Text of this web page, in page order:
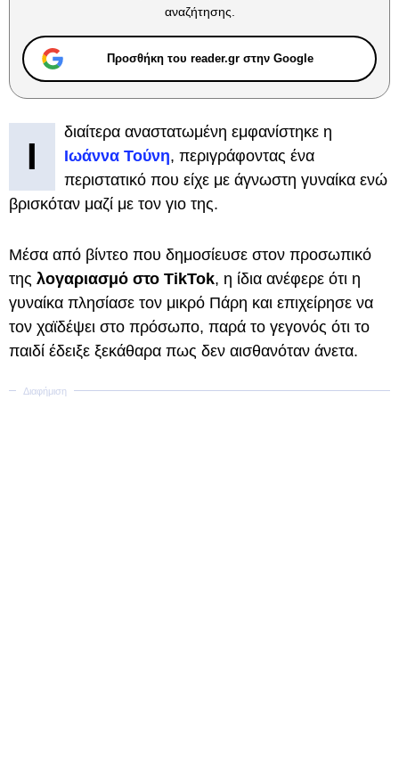
αναζήτησης.
Προσθήκη του reader.gr στην Google
Ι
διαίτερα αναστατωμένη εμφανίστηκε η
Ιωάννα Τούνη, περιγράφοντας ένα
περιστατικό που είχε με άγνωστη γυναίκα ενώ
βρισκόταν μαζί με τον γιο της.
Μέσα από βίντεο που δημοσίευσε στον προσωπικό
της λογαριασμό στο TikTok, η ίδια ανέφερε ότι η
γυναίκα πλησίασε τον μικρό Πάρη και επιχείρησε να
τον χαϊδέψει στο πρόσωπο, παρά το γεγονός ότι το
παιδί έδειξε ξεκάθαρα πως δεν αισθανόταν άνετα.